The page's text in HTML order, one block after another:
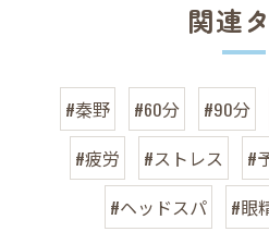
関連
#秦野 #60分 #90分
#疲労
#ストレス #
#ヘッドスパ
#眼